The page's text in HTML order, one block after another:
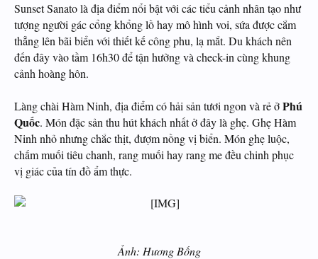
Sunset Sanato là địa điểm nổi bật với các tiểu cảnh nhân tạo như
tượng người gác cổng khổng lồ hay mô hình voi, sứa được cắm
thẳng lên bãi biển với thiết kế công phu, lạ mắt. Du khách nên
đến đây vào tầm 16h30 để tận hưởng và check-in cùng khung
cảnh hoàng hôn.
Làng chài Hàm Ninh, địa điểm có hải sản tươi ngon và rẻ ởPhú
Quốc. Món đặc sản thu hút khách nhất ở đây là ghẹ. Ghẹ Hàm
Ninh nhỏ nhưng chắc thịt, đượm nồng vị biển. Món ghẹ luộc,
chấm muối tiêu chanh, rang muối hay rang me đều chinh phục
vị giác của tín đồ ẩm thực.
Ảnh: Hương Bống